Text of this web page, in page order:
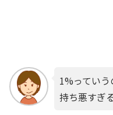
1%ってい
持ち悪すぎ